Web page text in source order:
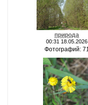
природа
00:31 18.05.2026
Фотографий: